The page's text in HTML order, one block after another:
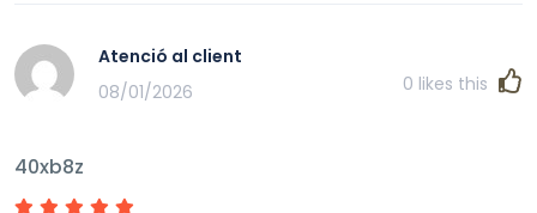
Atenció al client
08/01/2026
0 likes this
40xb8z